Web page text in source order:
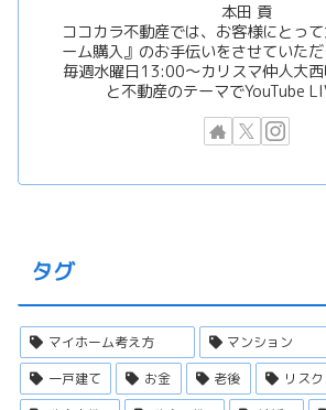
本田 貢
ココカラ不動産では、お客様にとっ
ーム購入』のお手伝いをさせていただ
毎週水曜日13:00〜カリスマ仲人大
と不動産のテーマでYouTube
タグ
マイホーム考え方 マンション
一戸建て
お金 老後 リスク